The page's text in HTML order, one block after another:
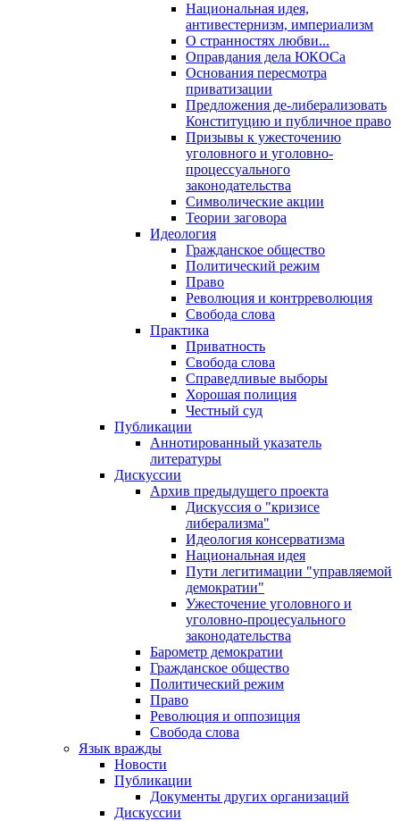
Национальная идея,
антивестернизм, империализм
О странностях любви...
Оправдания дела ЮКОСа
Основания пересмотра
приватизации
Предложения де-либерализовать
Конституцию и публичное право
Призывы к ужесточению
уголовного и уголовно-
процессуального
законодательства
Символические акции
Теории заговора
Идеология
Гражданское общество
Политический режим
Право
Революция и контрреволюция
Свобода слова
Практика
Приватность
Свобода слова
Справедливые выборы
Хорошая полиция
Честный суд
Публикации
Аннотированный указатель
литературы
Дискуссии
Архив предыдущего проекта
Дискуссия о "кризисе
либерализма"
Идеология консерватизма
Национальная идея
Пути легитимации "управляемой
демократии"
Ужесточение уголовного и
уголовно-процесуального
законодательства
Барометр демократии
Гражданское общество
Политический режим
Право
Революция и оппозиция
Свобода слова
Язык вражды
Новости
Публикации
Документы других организаций
Дискуссии